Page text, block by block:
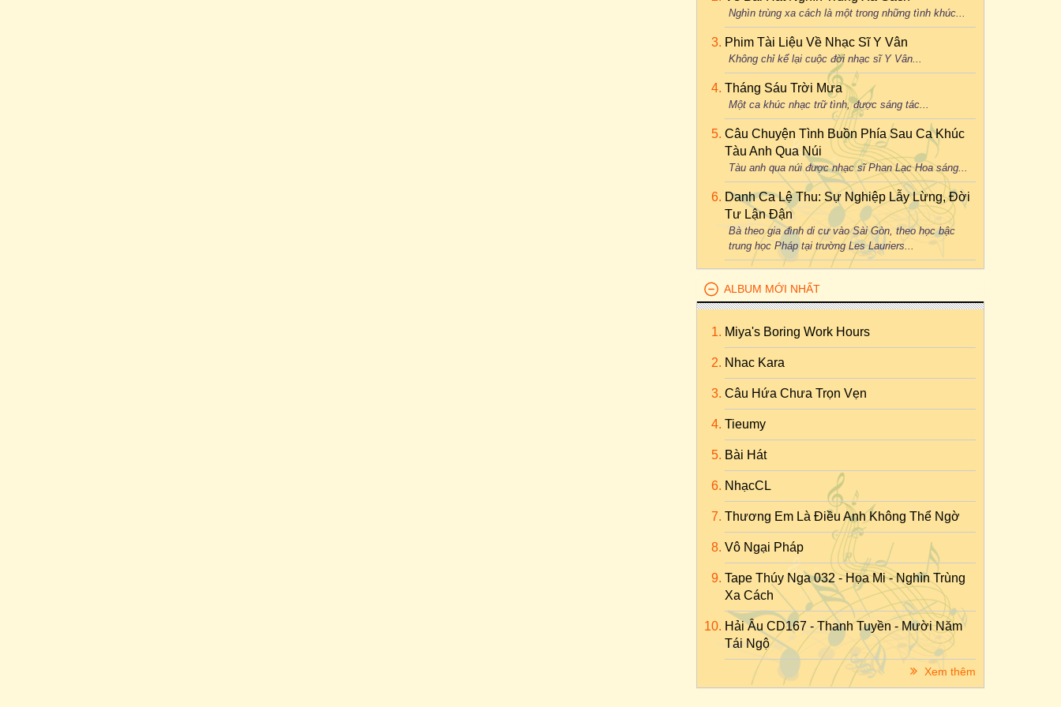
Nghìn trùng xa cách là một trong những tình khúc...
Phim Tài Liệu Về Nhạc Sĩ Y Vân
Không chỉ kể lại cuộc đời nhạc sĩ Y Vân...
Tháng Sáu Trời Mưa
Một ca khúc nhạc trữ tình, được sáng tác...
Câu Chuyện Tình Buồn Phía Sau Ca Khúc
Tàu Anh Qua Núi
Tàu anh qua núi được nhạc sĩ Phan Lạc Hoa sáng...
Danh Ca Lệ Thu: Sự Nghiệp Lẫy Lừng, Đời
Tư Lận Đận
Bà theo gia đình di cư vào Sài Gòn, theo học bậc
trung học Pháp tại trường Les Lauriers...
ALBUM MỚI NHẤT
Miya's Boring Work Hours
Nhac Kara
Câu Hứa Chưa Trọn Vẹn
Tieumy
Bài Hát
NhạcCL
Thương Em Là Điều Anh Không Thể Ngờ
Vô Ngại Pháp
Tape Thúy Nga 032 - Họa Mi - Nghìn Trùng
Xa Cách
Hải Âu CD167 - Thanh Tuyền - Mười Năm
Tái Ngộ
Xem thêm